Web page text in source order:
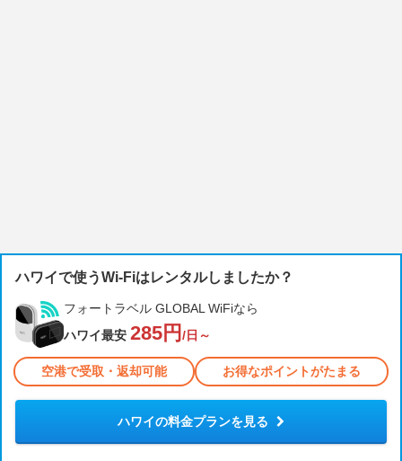
ハワイで使うWi-Fiはレンタルしましたか？
フォートラベル GLOBAL WiFiなら
ハワイ最安 285円 /日～
空港で受取・返却可能 お得なポイントがたまる
ハワイの料金プランを見る